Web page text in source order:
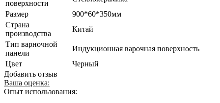
поверхности
Размер
900*60*350мм
Страна
производства
Китай
Тип варночной
панели
Индукционная варочная поверхность
Цвет
Черный
Добавить отзыв
Ваша оценка:
Опыт использования: